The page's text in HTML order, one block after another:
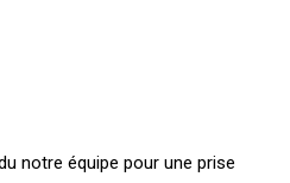
notre équipe pour une prise